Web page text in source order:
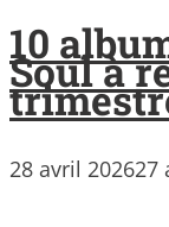
10
Soul à
28 avril 202627